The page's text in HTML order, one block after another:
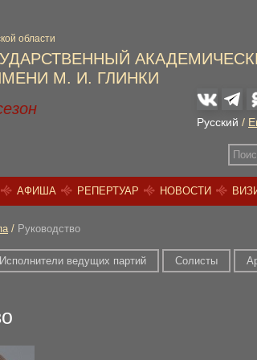
М. И. ГЛИНКИ
области
Русский /
АФИША РЕПЕРТУАР НОВОСТИ
/ Руководство
Исполнители ведущих партий Солисты